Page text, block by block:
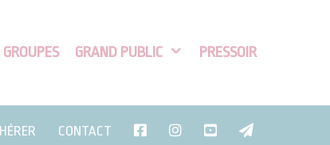
GRAND PUBLIC PRESSOIR
CONTACT